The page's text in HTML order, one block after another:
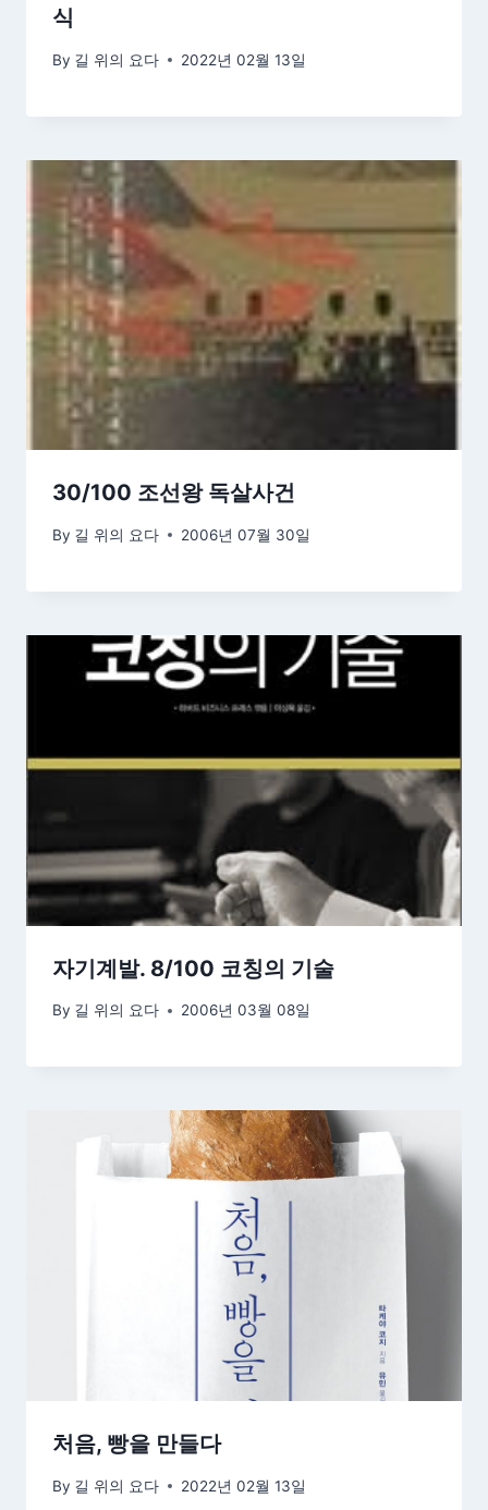
식
By 길 위의 요다 2022년 02월 13일
30/100 조선왕 독살사건
By 길 위의 요다 2006년 07월 30일
자기계발. 8/100 코칭의 기술
By 길 위의 요다 2006년 03월 08일
처음, 빵을 만들다
By 길 위의 요다 2022년 02월 13일